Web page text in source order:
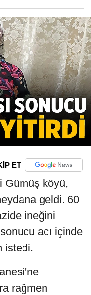
ET
Gümüş köyü,
geldi. 60
ineğini
sonucu acı içinde
istedi.
rağmen